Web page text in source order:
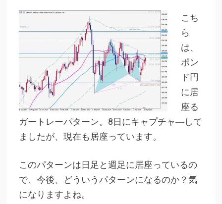
こち
ら
は、
ポン
ド円
に居
座る
ガートレーパターン。8日にキャプチャ―して
ましたが、現在も居座っています。
このパターンは日足と週足に居座っているの
で、今後、どういうパターンになるのか？気
になりますよね。